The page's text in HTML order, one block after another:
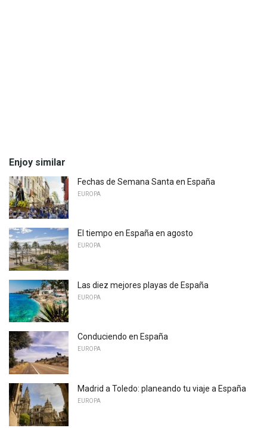
Enjoy similar
Fechas de Semana Santa en España
EUROPA
El tiempo en España en agosto
EUROPA
Las diez mejores playas de España
EUROPA
Conduciendo en España
EUROPA
Madrid a Toledo: planeando tu viaje a España
EUROPA